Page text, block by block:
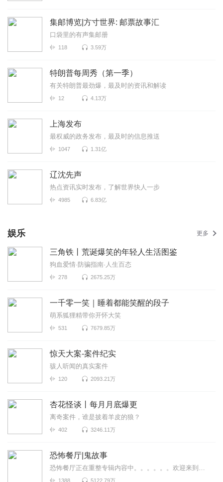
集邮博览|方寸世界: 邮票故事汇
口袋里的有声集邮册
118 3.59万
特朗普每周秀（第一季）
有关特朗普最劲爆，最及时的资讯和解读
12 4.13万
上海发布
最权威的政务发布，最及时的信息推送
1047 1.31亿
辽沈先声
热点资讯实时发布，了解世界快人一步
4985 6.83亿
娱乐 更多
三角铁丨荒诞爆笑的年轻人生活图鉴
狗血爱情·防骗指南·人生百态
278 2675.25万
一千零一笑｜睡着都能笑醒的段子
萌系狐狸精带你开怀大笑
531 7679.85万
惊天大案-案件纪实
骇人听闻的真实案件
120 2093.21万
杏花怪谈丨每月月底爆更
离奇案件，谁是披着羊皮的狼？
402 3246.11万
恐怖餐厅|鬼故事
恐怖餐厅正在重整专辑内容中。。。。。。欢迎来到恐怖餐厅，来品尝不一样的味道~
1388 5122.79万